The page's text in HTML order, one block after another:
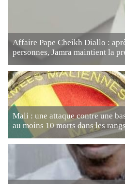
Affaire Pape Cheikh Diallo :
personnes, Jamra maintient la
Mali : une attaque contre une
au moins 10 morts dans les